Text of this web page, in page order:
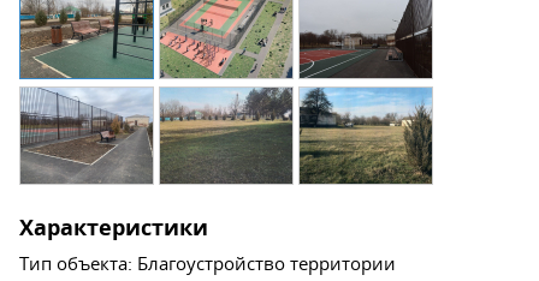
Характеристики
Тип объекта: Благоустройство территории